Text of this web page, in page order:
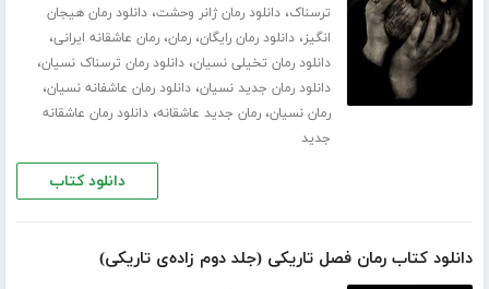
ترسناک،دانلود رمان ژانر وحشت،دانلود رمان هیجان
انگیز،دانلود رمان رایگان،رمان،رمان عاشقانه ایرانی،
دانلود رمان تخیلی نسیان،دانلود رمان ترسناک نسیان،
دانلود رمان جدید نسیان،دانلود رمان عاشفانه نسیان،
رمان نسیان،رمان جدید عاشقانه،دانلود رمان عاشقانه
جدید
دانلود کتاب
دانلود کتاب رمان فصل تاریکی (جلد دوم زاده‌ی تاریکی)